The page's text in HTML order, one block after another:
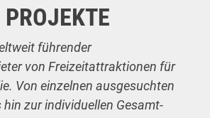
führender
von Freizeitattraktionen für
Von einzelnen ausgesuchten
zur individuellen Gesamt-